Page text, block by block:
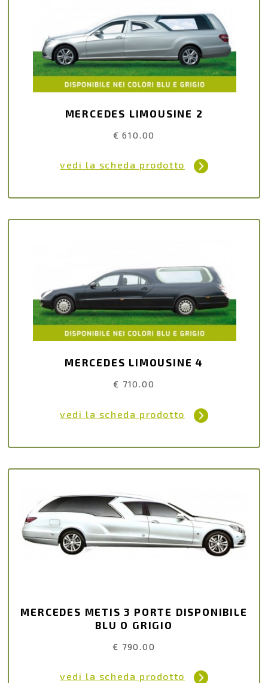
MERCEDES LIMOUSINE 2
€ 610.00
vedi la scheda prodotto
MERCEDES LIMOUSINE 4
€ 710.00
vedi la scheda prodotto
MERCEDES METIS 3 PORTE DISPONIBILE
BLU O GRIGIO
€ 790.00
vedi la scheda prodotto